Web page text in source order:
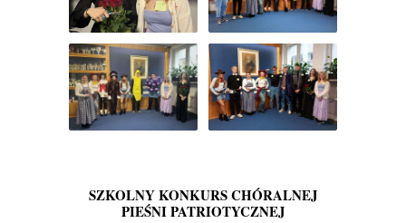
SZKOLNY KONKURS CHÓRALNEJ
PIEŚNI PATRIOTYCZNEJ